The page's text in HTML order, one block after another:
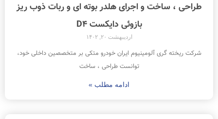
طراحی ، ساخت و اجرای هلدر بوته ای و ربات ذوب ریز
بازوئی دایکست D4
اردیبهشت ۲۰, ۱۴۰۲
شرکت ریخته گری آلومینیوم ایران خودرو متکی بر متخصصین داخلی خود،
توانست طراحی ، ساخت
ادامه مطلب »